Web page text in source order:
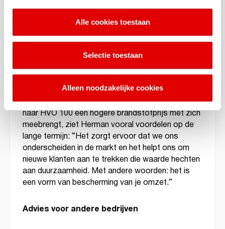
Alle cookies toestaan
Selectie toestaan
Alleen noodzakelijke cookies
De keuze voor HVO 100 Ecosave diesel was
vooral gedreven door de wens om duurzamer te
opereren en te voldoen aan de milieueisen van
klanten. “Veel van onze klanten, zoals Post NL en
DHL, stellen strenge duurzaamheidseisen. Door
HVO 100 te gebruiken, kunnen we onze CO2
uitstoot dusdanig verminderen dat we met ons
bestaande wagenpark toch aan deze eisen
voldoen.” legt Herman uit. Hoewel de overstap
naar HVO 100 een hogere brandstofprijs met zich
meebrengt, ziet Herman vooral voordelen op de
lange termijn: “Het zorgt ervoor dat we ons
onderscheiden in de markt en het helpt ons om
nieuwe klanten aan te trekken die waarde hechten
aan duurzaamheid. Met andere woorden: het is
een vorm van bescherming van je omzet.”
Advies voor andere bedrijven